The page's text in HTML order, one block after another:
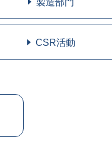
製造部門
CSR活動